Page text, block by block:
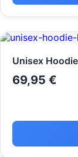
Unisex
69,95 €